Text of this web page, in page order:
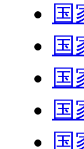
国
国
国
国
国